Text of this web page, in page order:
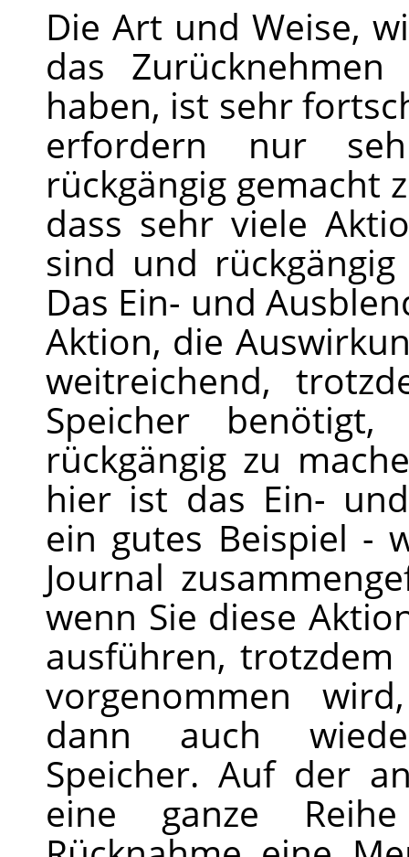
Die Art und Weise,
das
haben, ist sehr
erfordern nur
rückgängig gemacht
dass sehr viele
sind und
Das Ein- und
Aktion, die
weitreichend,
Speicher
rückgängig zu
hier ist das Ein-
ein gutes Beispiel -
Journal
wenn Sie diese
ausführen,
vorgenommen
dann auch
Speicher. Auf der
eine ganze